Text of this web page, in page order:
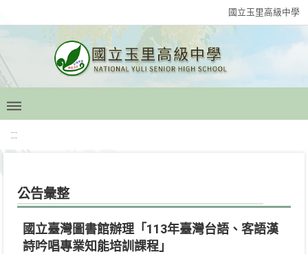
國立玉里高級中學
:::
公告彙整
國立臺灣圖書館辦理「113年臺灣台語、客語漢
詩吟唱專業知能培訓課程」